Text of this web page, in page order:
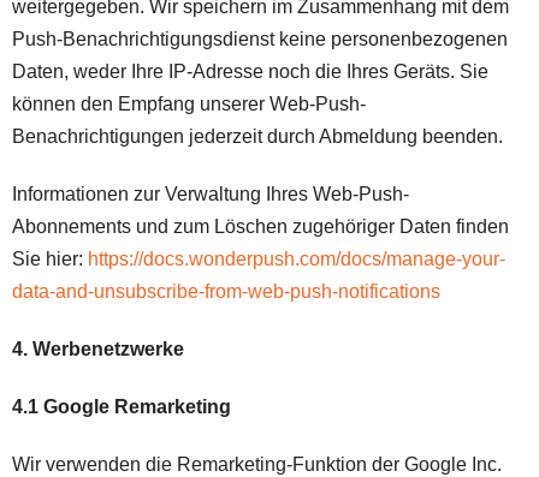
weitergegeben. Wir speichern im Zusammenhang mit dem
Push-Benachrichtigungsdienst keine personenbezogenen
Daten, weder Ihre IP-Adresse noch die Ihres Geräts. Sie
können den Empfang unserer Web-Push-
Benachrichtigungen jederzeit durch Abmeldung beenden.
Informationen zur Verwaltung Ihres Web-Push-
Abonnements und zum Löschen zugehöriger Daten finden
Sie hier: https://docs.wonderpush.com/docs/manage-your-
data-and-unsubscribe-from-web-push-notifications
4. Werbenetzwerke
4.1 Google Remarketing
Wir verwenden die Remarketing-Funktion der Google Inc.